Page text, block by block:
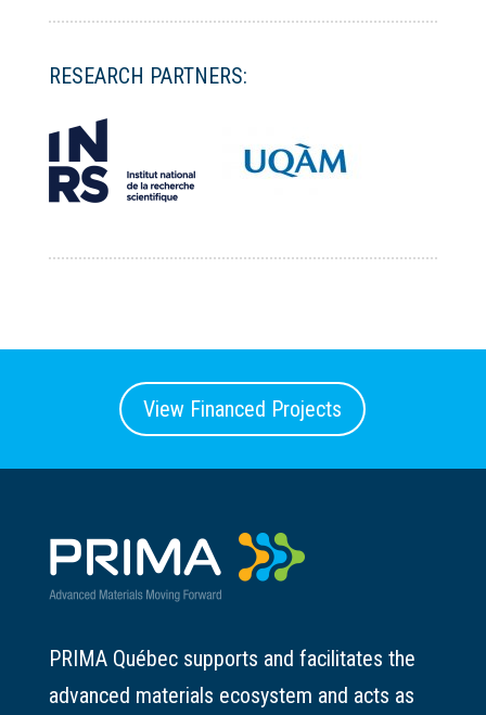
RESEARCH PARTNERS:
View Financed Projects
PRIMA Québec supports and facilitates the
advanced materials ecosystem and acts as